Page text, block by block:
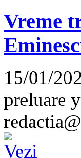
Vreme
15/01/
preluare